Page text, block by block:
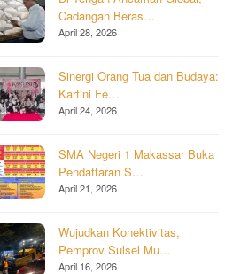
Cadangan Beras…
April 28, 2026
Sinergi Orang Tua dan Budaya:
Kartini Fe…
April 24, 2026
SMA Negeri 1 Makassar Buka
Pendaftaran S…
April 21, 2026
Wujudkan Konektivitas,
Pemprov Sulsel Mu…
April 16, 2026